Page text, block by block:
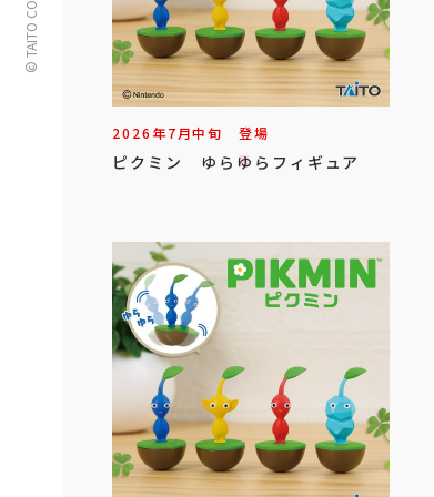
2026年7月中旬 登場
ピクミン ゆらゆらフィギュア